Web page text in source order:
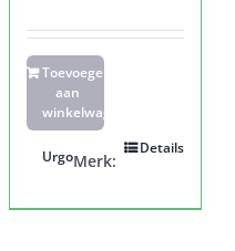
Toevoegen
aan
winkelwagen
Details
Merk:
Urgo